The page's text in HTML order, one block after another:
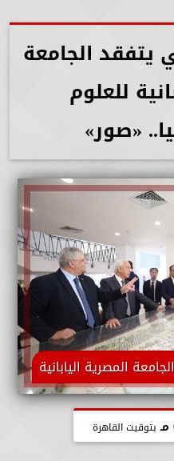
يتفقد الجامعة
للعلوم
«صور»
المصرية اليابانية
بتوقيت القاهرة